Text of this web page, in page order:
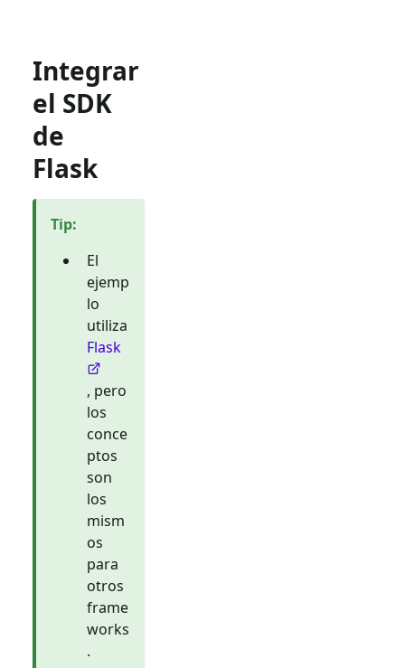
Integrar
el SDK
de
Flask
Tip:
El
ejemp
lo
utiliza
Flask
, pero
los
conce
ptos
son
los
mism
os
para
otros
frame
works
.